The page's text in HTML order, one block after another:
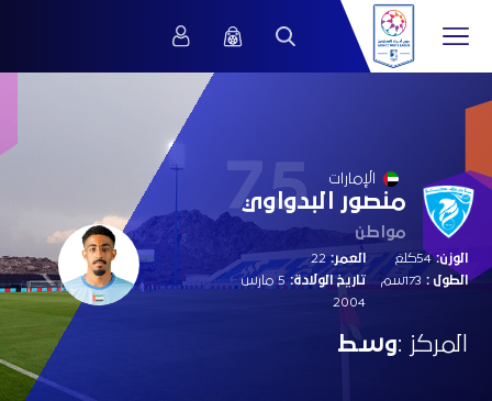
75 الإمارات
منصور البدواوي
مواطن
الوزن:54كلغ
الطول :
العمر:22
تاريخ الولادة:
5 مارس
2004
المركز :وسط